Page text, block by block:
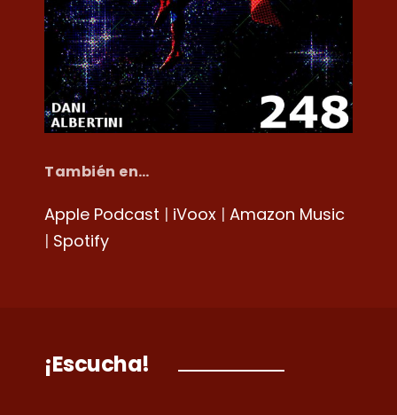
También en…
Apple Podcast | iVoox | Amazon Music
| Spotify
¡Escucha!